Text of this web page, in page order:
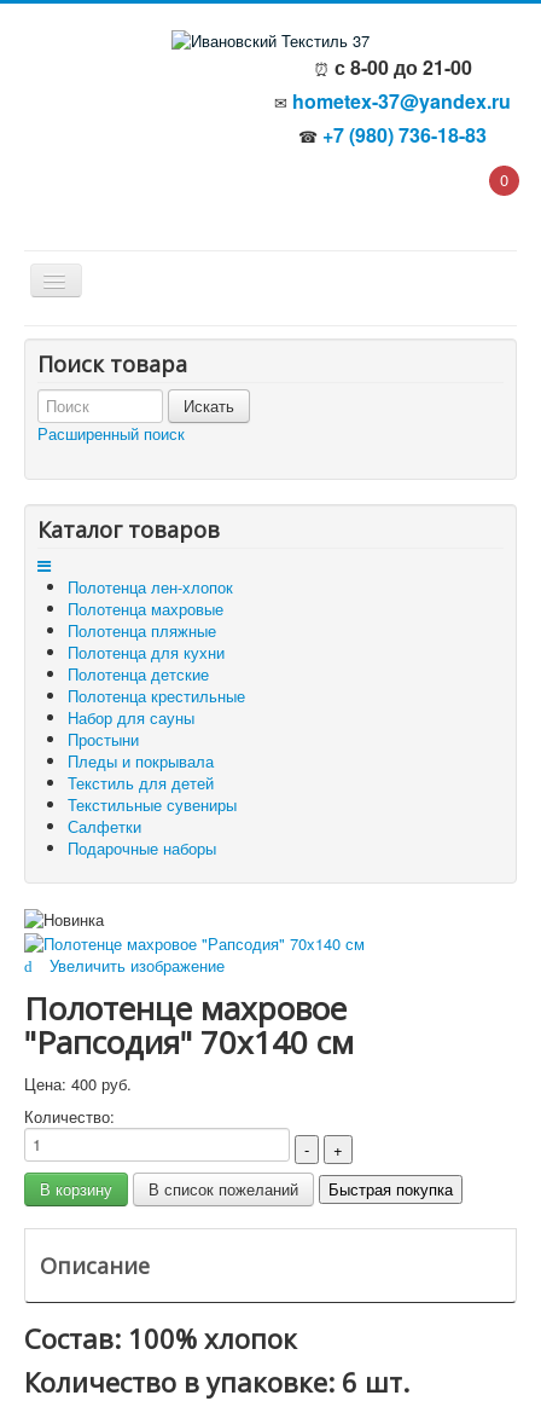
⏰ с 8-00 до 21-00
✉ hometex-37@yandex.ru
☎ +7 (980) 736-18-83
0
О компании
Политика безопасности
Пользовательское соглашение
Каталог товаров
Отзывы и предложения
Контакты
Корзина
Отложенные товары
Вы здесь: Главная
Полотенца махровые
Полотенце махровое "Рапсодия" 70x140 см
Поиск товара
Расширенный поиск
Каталог товаров
Полотенца лен-хлопок
Полотенца махровые
Полотенца пляжные
Полотенца для кухни
Полотенца детские
Полотенца крестильные
Набор для сауны
Простыни
Пледы и покрывала
Текстиль для детей
Текстильные сувениры
Салфетки
Подарочные наборы
Увеличить изображение
Полотенце махровое
"Рапсодия" 70x140 см
Цена: 400 руб.
Количество:
Описание
Состав: 100% хлопок
Количество в упаковке: 6 шт.